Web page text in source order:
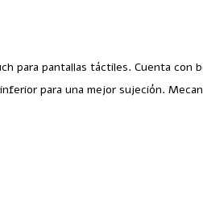
para pantallas táctiles. Cuenta
para una mejor sujeción.